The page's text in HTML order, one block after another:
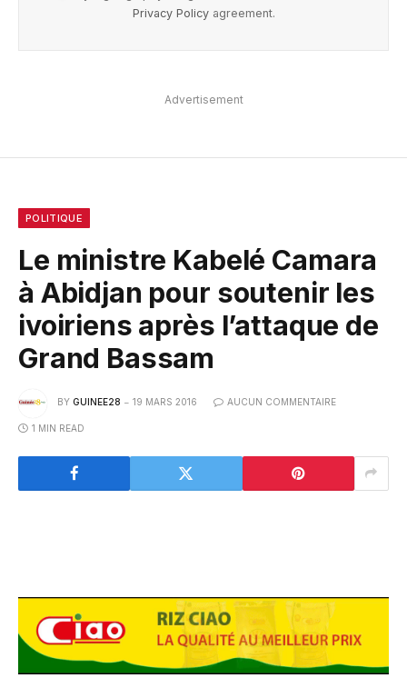
Privacy Policyagreement.
Advertisement
POLITIQUE
Le ministre Kabelé Camara
à Abidjan pour soutenir les
ivoiriens après l’attaque de
Grand Bassam
BY GUINEE28 19 MARS 2016 AUCUN COMMENTAIRE
1 MIN READ